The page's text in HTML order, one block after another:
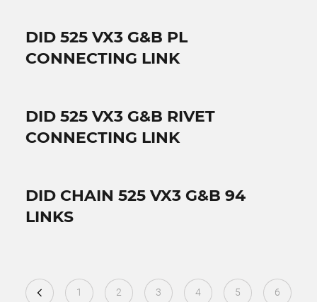
DID 525 VX3 G&B PL
CONNECTING LINK
DID 525 VX3 G&B RIVET
CONNECTING LINK
DID CHAIN 525 VX3 G&B 94
LINKS
1 2 3 4 5 6